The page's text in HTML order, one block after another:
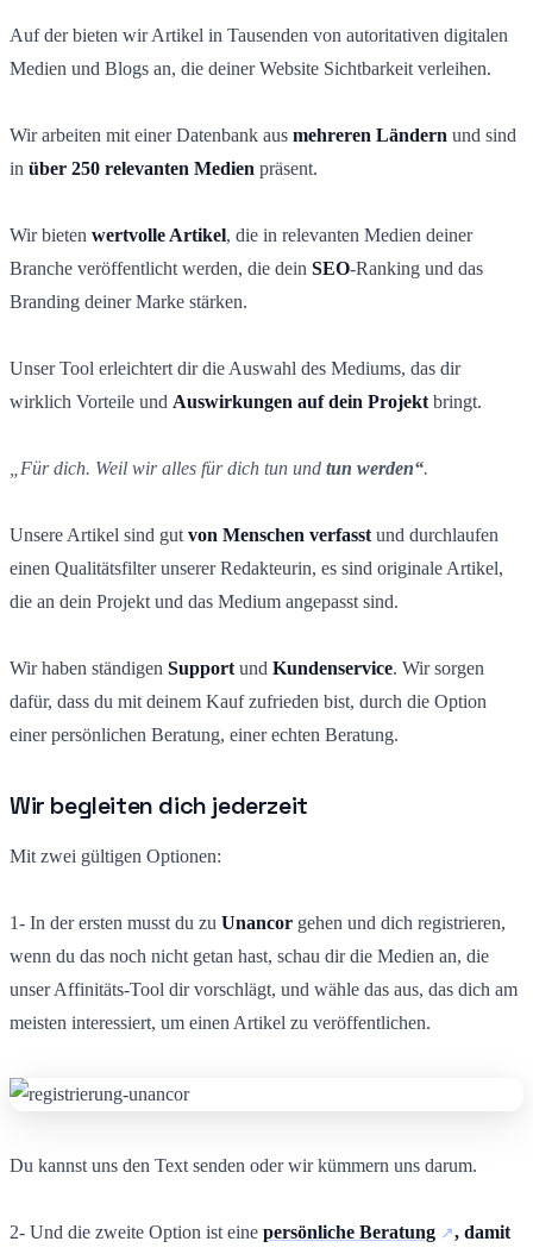
Auf der bieten wir Artikel in Tausenden von autoritativen digitalen
Medien und Blogs an, die deiner Website Sichtbarkeit verleihen.
Wir arbeiten mit einer Datenbank aus mehreren Ländern und sind
in über 250 relevanten Medien präsent.
Wir bieten wertvolle Artikel, die in relevanten Medien deiner
Branche veröffentlicht werden, die dein SEO-Ranking und das
Branding deiner Marke stärken.
Unser Tool erleichtert dir die Auswahl des Mediums, das dir
wirklich Vorteile und Auswirkungen auf dein Projekt bringt.
„Für dich. Weil wir alles für dich tun und tun werden“.
Unsere Artikel sind gut von Menschen verfasst und durchlaufen
einen Qualitätsfilter unserer Redakteurin, es sind originale Artikel,
die an dein Projekt und das Medium angepasst sind.
Wir haben ständigen Support und Kundenservice. Wir sorgen
dafür, dass du mit deinem Kauf zufrieden bist, durch die Option
einer persönlichen Beratung, einer echten Beratung.
Wir begleiten dich jederzeit
Mit zwei gültigen Optionen:
1- In der ersten musst du zu Unancor gehen und dich registrieren,
wenn du das noch nicht getan hast, schau dir die Medien an, die
unser Affinitäts-Tool dir vorschlägt, und wähle das aus, das dich am
meisten interessiert, um einen Artikel zu veröffentlichen.
Du kannst uns den Text senden oder wir kümmern uns darum.
2- Und die zweite Option ist eine persönliche Beratung
, damit